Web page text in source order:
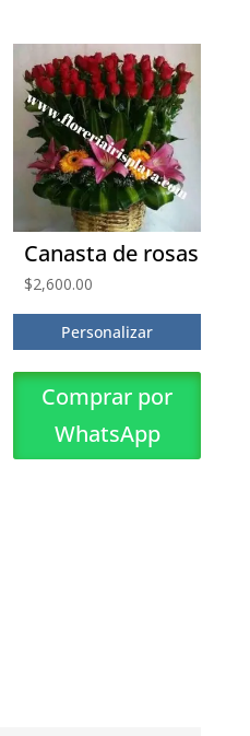
Canasta de rosas
$2,600.00
Personalizar
Comprar por
WhatsApp